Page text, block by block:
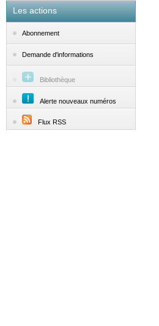
Les actions
Abonnement
Demande d'informations
Bibliothèque
Alerte nouveaux numéros
Flux RSS